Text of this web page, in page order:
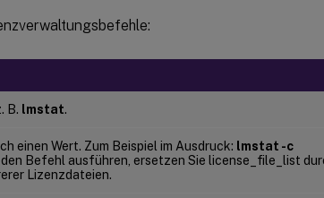
B. lmstat.
einen Wert. Zum Beispiel im Ausdruck: lmstat -c
den Befehl ausführen, ersetzen Sie license_file_list
Lizenzdateien.